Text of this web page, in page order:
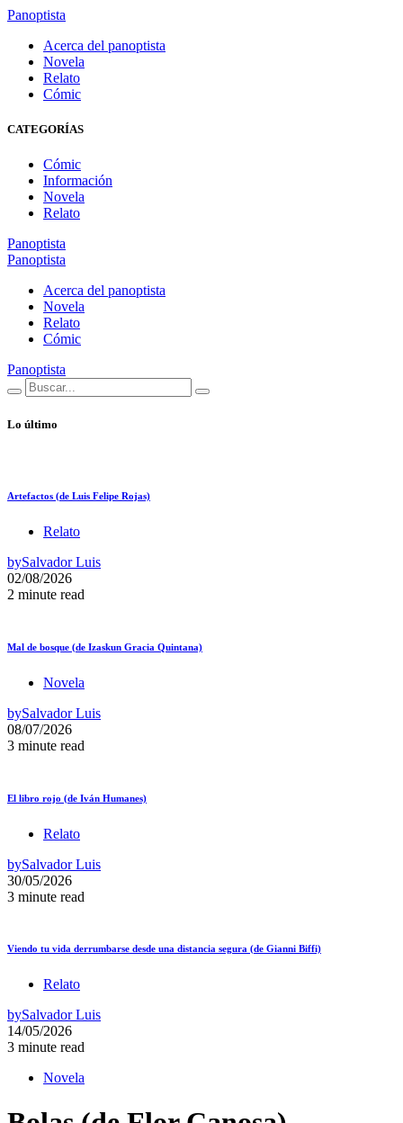
Panoptista
Acerca del panoptista
Novela
Relato
Cómic
CATEGORÍAS
Cómic
Información
Novela
Relato
Panoptista
Panoptista
Acerca del panoptista
Novela
Relato
Cómic
Panoptista
Lo último
Artefactos (de Luis Felipe Rojas)
Relato
bySalvador Luis
02/08/2026
2 minute read
Mal de bosque (de Izaskun Gracia Quintana)
Novela
bySalvador Luis
08/07/2026
3 minute read
El libro rojo (de Iván Humanes)
Relato
bySalvador Luis
30/05/2026
3 minute read
Viendo tu vida derrumbarse desde una distancia segura (de Gianni Biffi)
Relato
bySalvador Luis
14/05/2026
3 minute read
Novela